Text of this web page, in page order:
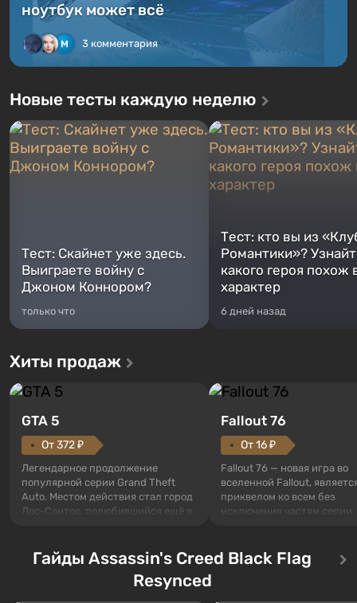
ноутбук может всё
3 комментария
Новые тесты каждую неделю
Тест: Скайнет уже здесь.
Выиграете войну с
Джоном Коннором?
только что
Тест: кто вы из
Романтики»?
какого героя похож
характер
6 дней назад
Хиты продаж
GTA 5
От 372 ₽
Легендарное продолжение
популярной серии Grand Theft
Auto. Местом действия стал город
Лос-Сантос, полюбившийся ещё в
сразу трех персонажей: Майкла,
Тревора и Франклина, между
Fallout 76
От 16 ₽
Fallout 76 — новая игра во
вселенной Fallout,
приквелом ко всем без
исключения частям серии.
Оно же, по задумке
Vault-Tec, должно
Гайды Assassin's Creed Black Flag
Resynced